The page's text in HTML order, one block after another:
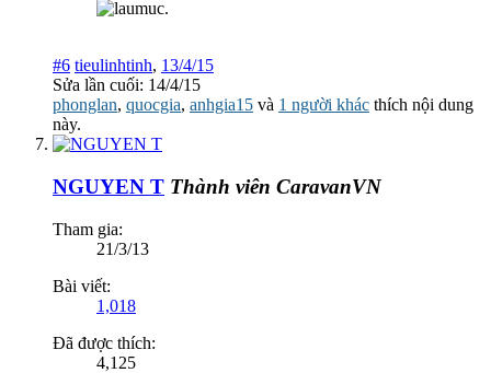
#6 tieulinhtinh, 13/4/15
Sửa lần cuối: 14/4/15
phonglan, quocgia, anhgia15 và 1 người khác thích nội dung
này.
NGUYEN T Thành viên CaravanVN
Tham gia:
21/3/13
Bài viết:
1,018
Đã được thích:
4,125